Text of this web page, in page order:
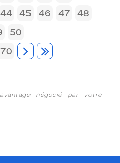
44 45 46 47
48
50
70
négocié par votre